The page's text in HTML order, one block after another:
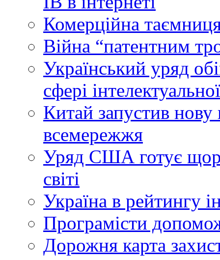
Комерційна
Війна “патентним
Український уряд
сфері
Китай запустив
всемережжя
Уряд США готує
світі
Україна в рейтингу
Програмісти
Дорожня карта